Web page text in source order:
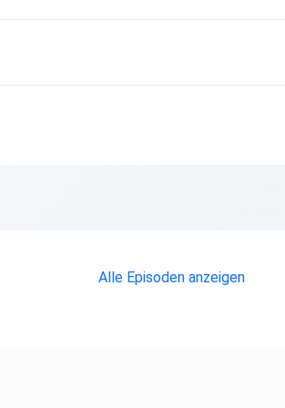
Alle Episoden anzeigen